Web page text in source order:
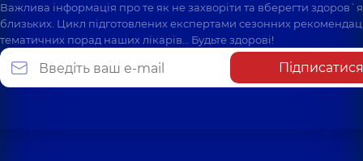
Важлива інформація про те як не захворіти та вберегти
близьких. Цикл підготовлених експертами сезонних
тематичних порад наших лікарів… Будьте здорові!
Підписатися